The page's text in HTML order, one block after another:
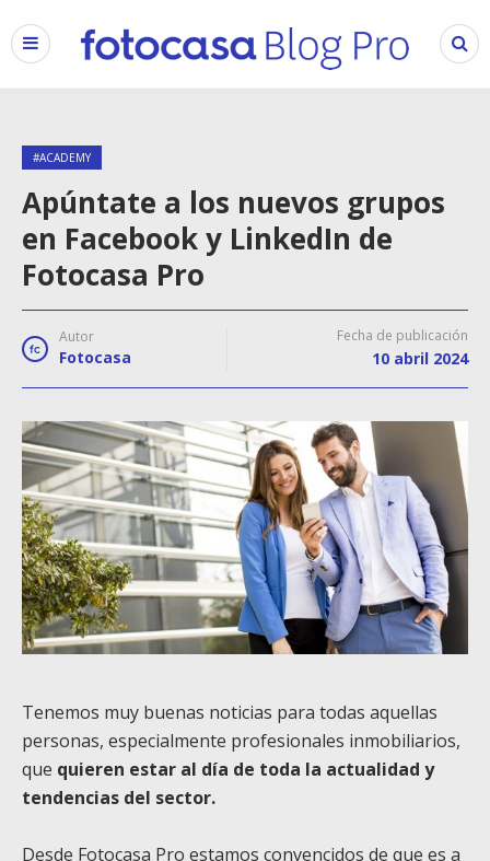
#ACADEMY
Apúntate a los nuevos grupos
en Facebook y LinkedIn de
Fotocasa Pro
Autor
Fotocasa
Fecha de publicación
10 abril 2024
Tenemos muy buenas noticias para todas aquellas
personas, especialmente profesionales inmobiliarios,
que quieren estar al día de toda la actualidad y
tendencias del sector.
Desde Fotocasa Pro estamos convencidos de que es a